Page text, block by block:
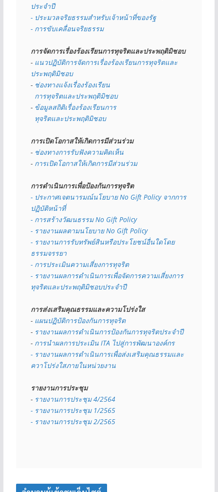
ประจำปี
- ประมวลจริยธรรมสำหรับเจ้าหน้าที่ของรัฐ
- การขับเคลื่อนจริยธรรม
การจัดการเรื่องร้องเรียนการทุจริตและประพฤติมิชอบ
- แนวปฏิบัติการจัดการเรื่องร้องเรียนการทุจริตและ
ประพฤติมิชอบ
- ช่องทางแจ้งเรื่องร้องเรียน
  การทุจริตและประพฤติมิชอบ
- ข้อมูลสถิติเรื่องร้องเรียนการ
  ทุจริตและประพฤติมิชอบ
การเปิดโอกาสให้เกิดการมีส่วนร่วม
- ช่องทางการรับฟังความคิดเห็น
- การเปิดโอกาสให้เกิดการมีส่วนร่วม
การดำเนินการเพื่อป้องกันการทุจริต
- ประกาศเจตนารมณ์นโยบาย No Gift Policy จากการ
ปฏิบัติหน้าที่
- การสร้างวัฒนธรรม No Gift Policy
- รายงานผลตามนโยบาย No Gift Policy
- รายงานการรับทรัพย์สินหรือประโยชน์อื่นใดโดย
ธรรมจรรยา
- การประเมินความเสี่ยงการทุจริต
- รายงานผลการดำเนินการเพื่อจัดการความเสี่ยงการ
ทุจริตและประพฤติมิชอบประจำปี
การส่งเสริมคุณธรรมและความโปร่งใส
- แผนปฏิบัติการป้องกันการทุจริต
- รายงานผลการดำเนินการป้องกันการทุจริตประจำปี
- การนำผลการประเมิน ITA ไปสู่การพัฒนาองค์กร
- รายงานผลการดำเนินการเพื่อส่งเสริมคุณธรรมและ
ควาโปร่งใสภายในหน่วยงาน
รายงานการประชุม
- รายงานการประชุม 4/2564
- รายงานการประชุม 1/2565
- รายงานการประชุม 2/2565